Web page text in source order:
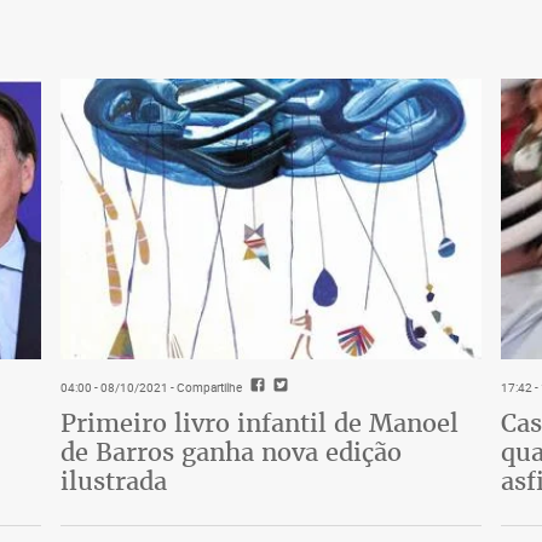
vacina em três fases. Na atualização do
não há detalhamento das etapas
condicionadas à disponibilidade de
da Federação. Os dados colhidos
um cadastro único nacional, sem
se organização e fiscalização
dos fura-filas, destituídos de princípios
tragédia sanitária que elimina vidas e
04:00 - 08/10/2021 - Compartilhe
Primeiro livro infantil de Manoel
de Barros ganha nova edição
ilustrada
17:42